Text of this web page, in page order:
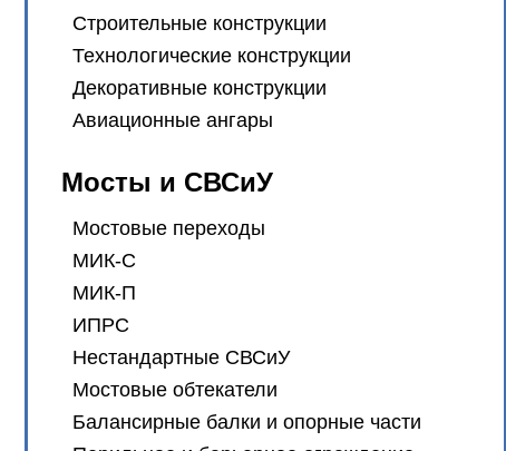
Строительные конструкции
Технологические конструкции
Декоративные конструкции
Авиационные ангары
Мосты и СВСиУ
Мостовые переходы
МИК-С
МИК-П
ИПРС
Нестандартные СВСиУ
Мостовые обтекатели
Балансирные балки и опорные части